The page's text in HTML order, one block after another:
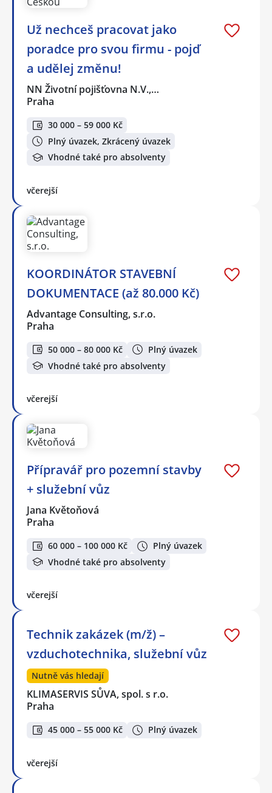
Už nechceš pracovat jako
poradce pro svou firmu - pojď
a udělej změnu!
NN Životní pojišťovna N.V.,…
Praha
30 000 – 59 000 Kč
Plný úvazek, Zkrácený úvazek
Vhodné také pro absolventy
včerejší
KOORDINÁTOR STAVEBNÍ
DOKUMENTACE (až 80.000 Kč)
Advantage Consulting, s.r.o.
Praha
50 000 – 80 000 Kč
Plný úvazek
Vhodné také pro absolventy
včerejší
Přípravář pro pozemní stavby
+ služební vůz
Jana Květoňová
Praha
60 000 – 100 000 Kč
Plný úvazek
Vhodné také pro absolventy
včerejší
Technik zakázek (m/ž) –
vzduchotechnika, služební vůz
Nutně vás hledají
KLIMASERVIS SŮVA, spol. s r.o.
Praha
45 000 – 55 000 Kč Plný úvazek
včerejší